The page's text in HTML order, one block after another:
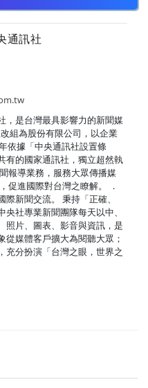
通訊社
，是台灣最具影響力的新聞媒
組為股份有限公司，以企業
依據「中央通訊社設置條
有的國家通訊社，獨立超然執
報導業務，服務大眾傳播媒
促進國際對台灣之瞭解。 ．
新聞交流。 秉持「正確、
社專業新聞團隊每天以中、
照片、圖表、影音與資訊，是
媒體客戶擴大為閱聽大眾；
充分扮演「台灣之眼，世界之